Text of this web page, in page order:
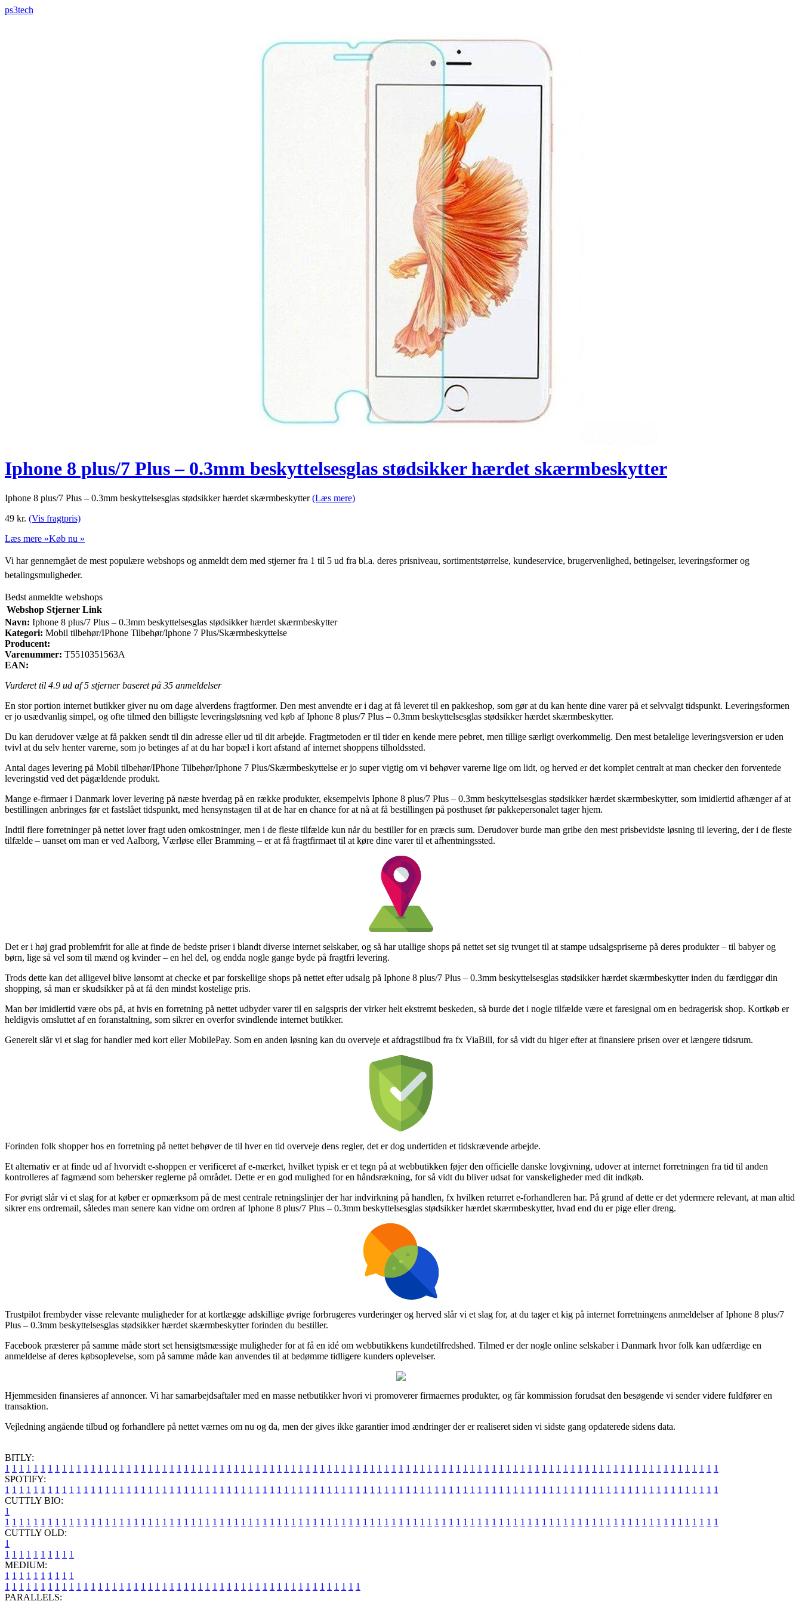
ps3tech
Iphone 8 plus/7 Plus – 0.3mm beskyttelsesglas stødsikker hærdet skærmbeskytter
Iphone 8 plus/7 Plus – 0.3mm beskyttelsesglas stødsikker hærdet skærmbeskytter(Læs mere)
49 kr. (Vis fragtpris)
Læs mere »Køb nu »
Vi har gennemgået de mest populære webshops og anmeldt dem med stjerner fra 1 til 5 ud fra bl.a. deres prisniveau, sortimentstørrelse, kundeservice, brugervenlighed, betingelser, leveringsformer og
betalingsmuligheder.
Bedst anmeldte webshops
Webshop Stjerner Link
Navn: Iphone 8 plus/7 Plus – 0.3mm beskyttelsesglas stødsikker hærdet skærmbeskytter
Kategori: Mobil tilbehør/IPhone Tilbehør/Iphone 7 Plus/Skærmbeskyttelse
Producent:
Varenummer: T5510351563A
EAN:
Vurderet til 4.9 ud af 5 stjerner baseret på 35 anmeldelser
En stor portion internet butikker giver nu om dage alverdens fragtformer. Den mest anvendte er i dag at få leveret til en pakkeshop, som gør at du kan hente dine varer på et selvvalgt tidspunkt. Leveringsformen
er jo usædvanlig simpel, og ofte tilmed den billigste leveringsløsning ved køb af Iphone 8 plus/7 Plus – 0.3mm beskyttelsesglas stødsikker hærdet skærmbeskytter.
Du kan derudover vælge at få pakken sendt til din adresse eller ud til dit arbejde. Fragtmetoden er til tider en kende mere pebret, men tillige særligt overkommelig. Den mest betalelige leveringsversion er uden
tvivl at du selv henter varerne, som jo betinges af at du har bopæl i kort afstand af internet shoppens tilholdssted.
Antal dages levering på Mobil tilbehør/IPhone Tilbehør/Iphone 7 Plus/Skærmbeskyttelse er jo super vigtig om vi behøver varerne lige om lidt, og herved er det komplet centralt at man checker den forventede
leveringstid ved det pågældende produkt.
Mange e-firmaer i Danmark lover levering på næste hverdag på en række produkter, eksempelvis Iphone 8 plus/7 Plus – 0.3mm beskyttelsesglas stødsikker hærdet skærmbeskytter, som imidlertid afhænger af at
bestillingen anbringes før et fastslået tidspunkt, med hensynstagen til at de har en chance for at nå at få bestillingen på posthuset før pakkepersonalet tager hjem.
Indtil flere forretninger på nettet lover fragt uden omkostninger, men i de fleste tilfælde kun når du bestiller for en præcis sum. Derudover burde man gribe den mest prisbevidste løsning til levering, der i de fleste
tilfælde – uanset om man er ved Aalborg, Værløse eller Bramming – er at få fragtfirmaet til at køre dine varer til et afhentningssted.
Det er i høj grad problemfrit for alle at finde de bedste priser i blandt diverse internet selskaber, og så har utallige shops på nettet set sig tvunget til at stampe udsalgspriserne på deres produkter – til babyer og
børn, lige så vel som til mænd og kvinder – en hel del, og endda nogle gange byde på fragtfri levering.
Trods dette kan det alligevel blive lønsomt at checke et par forskellige shops på nettet efter udsalg på Iphone 8 plus/7 Plus – 0.3mm beskyttelsesglas stødsikker hærdet skærmbeskytter inden du færdiggør din
shopping, så man er skudsikker på at få den mindst kostelige pris.
Man bør imidlertid være obs på, at hvis en forretning på nettet udbyder varer til en salgspris der virker helt ekstremt beskeden, så burde det i nogle tilfælde være et faresignal om en bedragerisk shop. Kortkøb er
heldigvis omsluttet af en foranstaltning, som sikrer en overfor svindlende internet butikker.
Generelt slår vi et slag for handler med kort eller MobilePay. Som en anden løsning kan du overveje et afdragstilbud fra fx ViaBill, for så vidt du higer efter at finansiere prisen over et længere tidsrum.
Forinden folk shopper hos en forretning på nettet behøver de til hver en tid overveje dens regler, det er dog undertiden et tidskrævende arbejde.
Et alternativ er at finde ud af hvorvidt e-shoppen er verificeret af e-mærket, hvilket typisk er et tegn på at webbutikken føjer den officielle danske lovgivning, udover at internet forretningen fra tid til anden
kontrolleres af fagmænd som behersker reglerne på området. Dette er en god mulighed for en håndsrækning, for så vidt du bliver udsat for vanskeligheder med dit indkøb.
For øvrigt slår vi et slag for at køber er opmærksom på de mest centrale retningslinjer der har indvirkning på handlen, fx hvilken returret e-forhandleren har. På grund af dette er det ydermere relevant, at man altid
sikrer ens ordremail, således man senere kan vidne om ordren af Iphone 8 plus/7 Plus – 0.3mm beskyttelsesglas stødsikker hærdet skærmbeskytter, hvad end du er pige eller dreng.
Trustpilot frembyder visse relevante muligheder for at kortlægge adskillige øvrige forbrugeres vurderinger og herved slår vi et slag for, at du tager et kig på internet forretningens anmeldelser af Iphone 8 plus/7
Plus – 0.3mm beskyttelsesglas stødsikker hærdet skærmbeskytter forinden du bestiller.
Facebook præsterer på samme måde stort set hensigtsmæssige muligheder for at få en idé om webbutikkens kundetilfredshed. Tilmed er der nogle online selskaber i Danmark hvor folk kan udfærdige en
anmeldelse af deres købsoplevelse, som på samme måde kan anvendes til at bedømme tidligere kunders oplevelser.
Hjemmesiden finansieres af annoncer. Vi har samarbejdsaftaler med en masse netbutikker hvori vi promoverer firmaernes produkter, og får kommission forudsat den besøgende vi sender videre fuldfører en
transaktion.
Vejledning angående tilbud og forhandlere på nettet værnes om nu og da, men der gives ikke garantier imod ændringer der er realiseret siden vi sidste gang opdaterede sidens data.
BITLY:
1 1 1 1 1 1 1 1 1 1 1 1 1 1 1 1 1 1 1 1 1 1 1 1 1 1 1 1 1 1 1 1 1 1 1 1 1 1 1 1 1 1 1 1 1 1 1 1 1 1 1 1 1 1 1 1 1 1 1 1 1 1 1 1 1 1 1 1 1 1 1 1 1 1 1 1 1 1 1 1 1 1 1 1 1 1 1 1 1 1 1 1 1 1 1 1 1 1 1 1
SPOTIFY:
1 1 1 1 1 1 1 1 1 1 1 1 1 1 1 1 1 1 1 1 1 1 1 1 1 1 1 1 1 1 1 1 1 1 1 1 1 1 1 1 1 1 1 1 1 1 1 1 1 1 1 1 1 1 1 1 1 1 1 1 1 1 1 1 1 1 1 1 1 1 1 1 1 1 1 1 1 1 1 1 1 1 1 1 1 1 1 1 1 1 1 1 1 1 1 1 1 1 1 1
CUTTLY BIO:
1
1 1 1 1 1 1 1 1 1 1 1 1 1 1 1 1 1 1 1 1 1 1 1 1 1 1 1 1 1 1 1 1 1 1 1 1 1 1 1 1 1 1 1 1 1 1 1 1 1 1 1 1 1 1 1 1 1 1 1 1 1 1 1 1 1 1 1 1 1 1 1 1 1 1 1 1 1 1 1 1 1 1 1 1 1 1 1 1 1 1 1 1 1 1 1 1 1 1 1 1
CUTTLY OLD:
1
1 1 1 1 1 1 1 1 1 1
MEDIUM:
1 1 1 1 1 1 1 1 1 1
1 1 1 1 1 1 1 1 1 1 1 1 1 1 1 1 1 1 1 1 1 1 1 1 1 1 1 1 1 1 1 1 1 1 1 1 1 1 1 1 1 1 1 1 1 1 1 1 1 1
PARALLELS: